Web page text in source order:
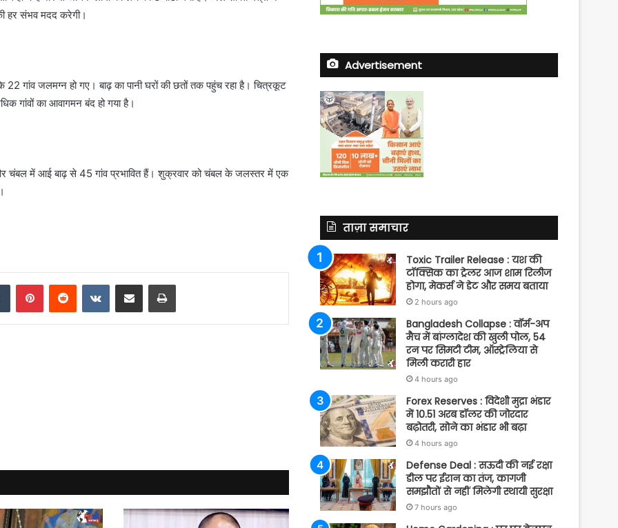
हर संभव मदद करेगी।
गांव जलमग्न हो गए। बाढ़ का पानी घरों की छतों तक पहुंच रहा है। चित्रकूट
गांवों का आवागमन बंद हो गया है।
और चंबल में आई बाढ़ से 45 गांव प्रभावित हैं। शुक्रवार को चंबल के जलस्तर में एक
Tumblr PinterestReddit VKontakteShare via Email Print
Advertisement
ताज़ा समाचार
Toxic Trailer Release : यश की
टॉक्सिक का ट्रेलर आज शाम रिलीज
होगा, मेकर्स ने डेट और समय बताया
2 hours ago
Bangladesh Collapse : वॉर्म-अप
मैच में बांग्लादेश की खुली पोल, 54
रन पर सिमटी टीम, ऑस्ट्रेलिया से
मिली करारी हार
4 hours ago
Forex Reserves : विदेशी मुद्रा भंडार
में 10.51 अरब डॉलर की जोरदार
बढ़ोतरी, सोने का भंडार भी बढ़ा
4 hours ago
Defense Deal : सऊदी की नई रक्षा
डील पर ईरान का तंज, कागजी
समझौतों से नहीं मिलेगी स्थायी सुरक्षा
7 hours ago